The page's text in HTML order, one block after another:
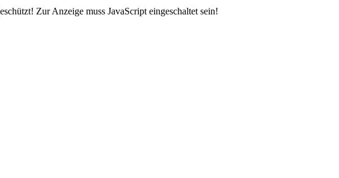
Zur Anzeige muss JavaScript eingeschaltet sein!